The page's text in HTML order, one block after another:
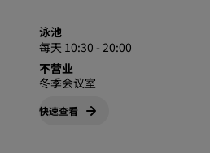
泳池
每天 10:30 - 20:00
不营业
冬季会议室
快速查看